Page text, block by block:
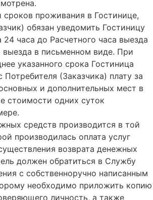
проживания в Гостинице,
обязан уведомить Гостиницу
24 часа до Расчетного часа выезда
выезда в письменном виде. При
указанного срока Гостиница
Потребителя (Заказчика) плату за
и дополнительных мест в
стоимости одних суток
средств производится в той
производилась оплата услуг
возврата денежных
должен обратиться в Службу
с собственноручно написанным
необходимо приложить копию
личность, а также